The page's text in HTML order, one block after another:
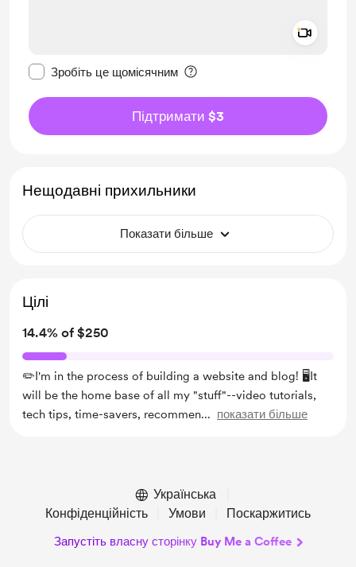
Зробіть це щомісячним
Підтримати $3
Нещодавні прихильники
Показати більше
Цілі
14.4% of $250
✏️I'm in the process of building a website and blog! 🖥It
will be the home base of all my "stuff"--video tutorials,
tech tips, time-savers, recommen... показати більше
Українська
Конфіденційність
Умови Поскаржитись
Запустіть власну сторінку Buy Me a Coffee